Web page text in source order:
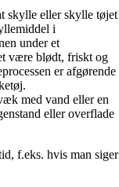
skylle eller skylle tøjet
i
under et
være blødt, friskt og
er afgørende
med vand eller en
eller overflade
f.eks. hvis man siger